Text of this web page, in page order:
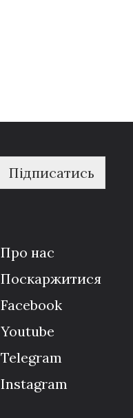
Підписатись
Про нас
Поскаржитися
Facebook
Youtube
Telegram
Instagram